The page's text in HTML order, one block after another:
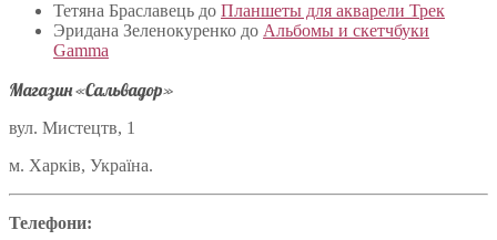
Тетяна Браславець до Планшеты для акварели Трек
Эридана Зеленокуренко до Альбомы и скетчбуки
Gamma
Магазин «Сальвадор»
вул. Мистецтв, 1
м. Харків, Україна.
Телефони: